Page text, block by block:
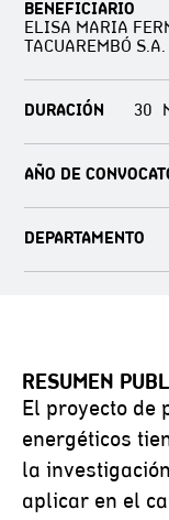
BENEFICIARIO
ELISA MARIA
TACUAREMBÓ S.A.
DURACIÓN 30
AÑO DE
DEPARTAMENTO
RESUMEN
El proyecto de
energéticos
la
aplicar en el